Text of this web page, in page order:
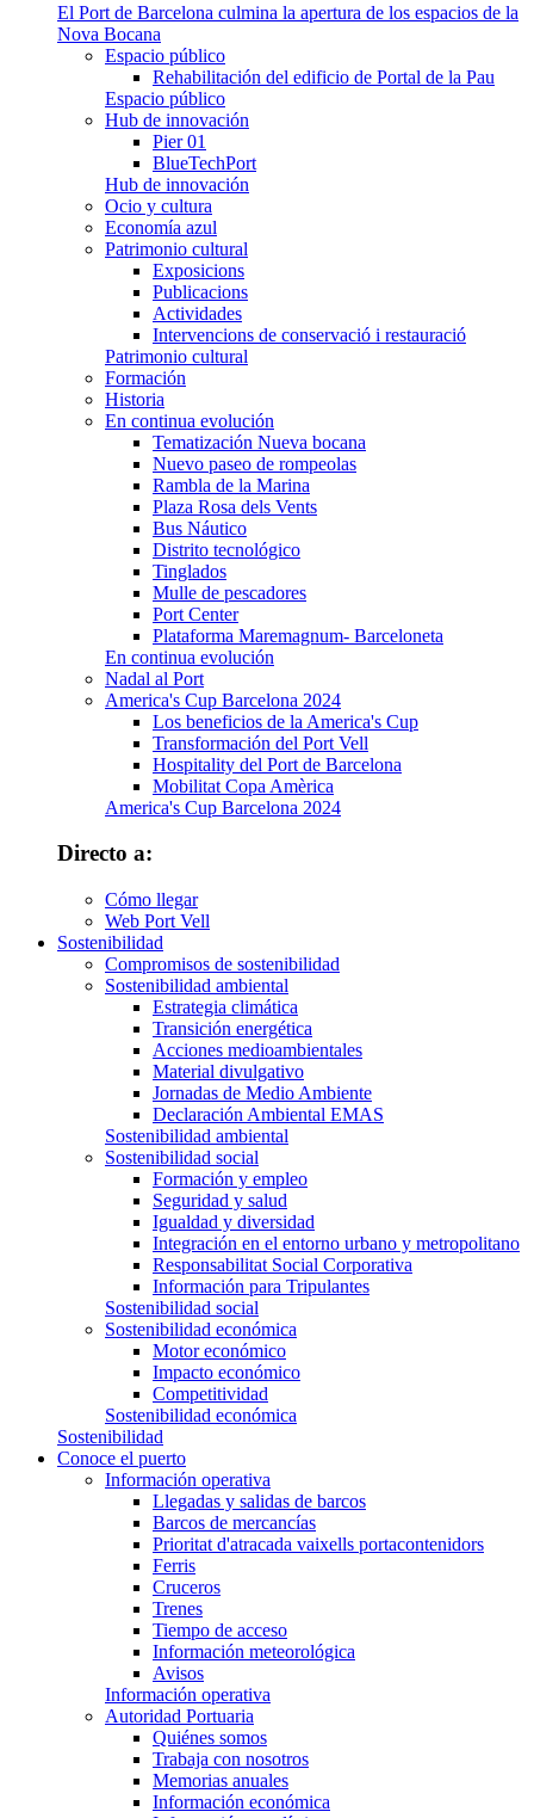
El Port de Barcelona culmina la apertura de los espacios de la
Nova Bocana
Espacio público
Rehabilitación del edificio de Portal de la Pau
Espacio público
Hub de innovación
Pier 01
BlueTechPort
Hub de innovación
Ocio y cultura
Economía azul
Patrimonio cultural
Exposicions
Publicacions
Actividades
Intervencions de conservació i restauració
Patrimonio cultural
Formación
Historia
En continua evolución
Tematización Nueva bocana
Nuevo paseo de rompeolas
Rambla de la Marina
Plaza Rosa dels Vents
Bus Náutico
Distrito tecnológico
Tinglados
Mulle de pescadores
Port Center
Plataforma Maremagnum- Barceloneta
En continua evolución
Nadal al Port
America's Cup Barcelona 2024
Los beneficios de la America's Cup
Transformación del Port Vell
Hospitality del Port de Barcelona
Mobilitat Copa Amèrica
America's Cup Barcelona 2024
Directo a:
Cómo llegar
Web Port Vell
Sostenibilidad
Compromisos de sostenibilidad
Sostenibilidad ambiental
Estrategia climática
Transición energética
Acciones medioambientales
Material divulgativo
Jornadas de Medio Ambiente
Declaración Ambiental EMAS
Sostenibilidad ambiental
Sostenibilidad social
Formación y empleo
Seguridad y salud
Igualdad y diversidad
Integración en el entorno urbano y metropolitano
Responsabilitat Social Corporativa
Información para Tripulantes
Sostenibilidad social
Sostenibilidad económica
Motor económico
Impacto económico
Competitividad
Sostenibilidad económica
Sostenibilidad
Conoce el puerto
Información operativa
Llegadas y salidas de barcos
Barcos de mercancías
Prioritat d'atracada vaixells portacontenidors
Ferris
Cruceros
Trenes
Tiempo de acceso
Información meteorológica
Avisos
Información operativa
Autoridad Portuaria
Quiénes somos
Trabaja con nosotros
Memorias anuales
Información económica